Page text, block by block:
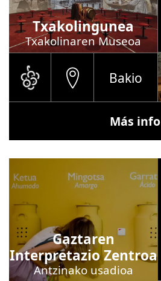
Txakolingunea
Txakolinaren Museoa
Bakio
Más info
Gaztaren
Interpretazio Zentroa
Antzinako usadioa